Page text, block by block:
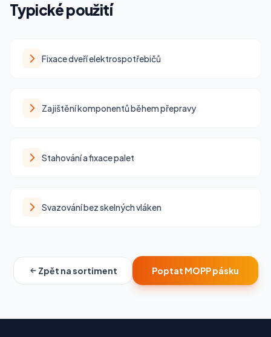
Typické použití
Fixace dveří elektrospotřebičů
Zajištění komponentů během přepravy
Stahování a fixace palet
Svazování bez skelných vláken
Zpět na sortiment Poptat MOPP pásku